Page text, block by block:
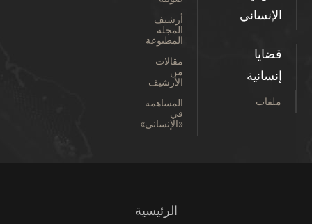
الإنساني
قضايا
إنسانية
ملفات
أرشيف
المجلة
المطبوعة
مقالات
من
الأرشيف
المساهمة
في
«الإنساني»
الرئيسية